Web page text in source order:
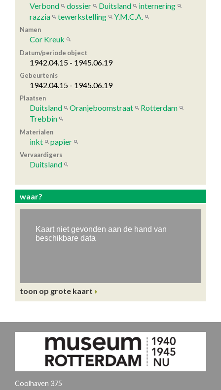
Verbond
dossier Duitsland
internering
razzia
tewerkstelling Y.M.C.A.
Namen
Cor Kreuk
Datum/periode object
1942.04.15 - 1945.06.19
Gebeurtenis
1942.04.15 - 1945.06.19
Plaatsen
Duitsland Oranjeboomstraat
Rotterdam
Trebbin
Materialen
inkt papier
Vervaardigers
Duitsland
waar?
toon op grote kaart
Coolhaven 375